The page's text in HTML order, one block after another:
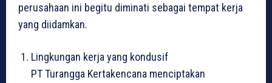
perusahaan ini begitu diminati sebagai tempat kerja
yang diidamkan.
Lingkungan kerja yang kondusif
PT Turangga Kertakencana menciptakan